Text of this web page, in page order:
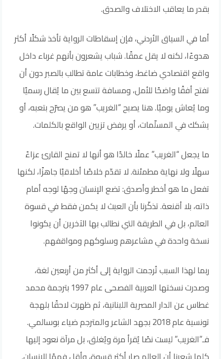
بقدر ما يعاقب الاختلاف والصدق.
أما في السياق الأردني، فإن إسقاطات الرواية تأخذ شكلًا أكثر
هدوءًا، لكنه لا يقل عمقًا. شباب يشعرون بأنهم غرباء داخل
واقع اقتصادي ضاغط، وخطابات عامة تطالب بالصبر دون أن
تفتح أفقًا واضحًا للأمل، ومسافة تتسع بين ما يُقال رسميًا
وما يُعاش يوميًا. هنا يصبح “الغريب” هو من يصرّح بتعبه، أو
يشكك في المسلّمات، أو يرفض تزيين الواقع بالكلمات.
ما يجعل “الغريب” عملًا خالدًا هو أنها لا تمنح القارئ عزاءً
سهلًا ولا نهاية مطمئنة. لا تقدّم خلاصًا أخلاقيًا جاهزًا، لكنها
تفعل ما هو أخطر وأصدق: تضع الإنسان وجهًا لوجه أمام
ذاته، بلا أقنعة. تذكّرنا بأن العبث لا يكمن فقط في قسوة
العالم، بل في الطريقة التي نطالب بها الآخرين أن يكونوا
نسخة واحدة في مشاعرهم وسلوكهم ومواقفهم.
ربما لهذا السبب تُرجمت الرواية إلى أكثر من أربعين لغة،
وصدرت نسختها العربية الفصحى عام 1997 بترجمة محمد
غطاس عن الدار المصرية اللبنانية، ثم ظهرت لاحقًا بلهجة
تونسية عام 2018 بجهد الشاعر والمترجم ضياء بوسالمي.
فـ”الغريب” ليست نصًا يُقرأ مرة ويُغلق، بل مرآة نعود إليها